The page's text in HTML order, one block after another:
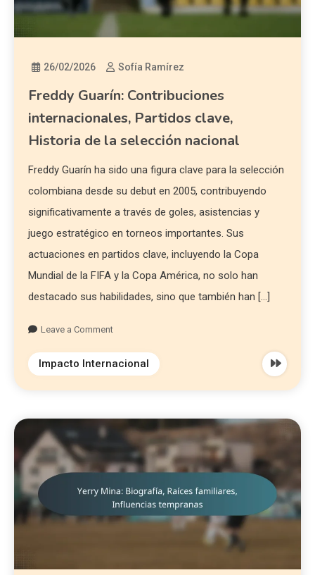
26/02/2026 Sofía Ramírez
Freddy Guarín: Contribuciones
internacionales, Partidos clave,
Historia de la selección nacional
Freddy Guarín ha sido una figura clave para la selección
colombiana desde su debut en 2005, contribuyendo
significativamente a través de goles, asistencias y
juego estratégico en torneos importantes. Sus
actuaciones en partidos clave, incluyendo la Copa
Mundial de la FIFA y la Copa América, no solo han
destacado sus habilidades, sino que también han […]
Leave a Comment
Impacto Internacional